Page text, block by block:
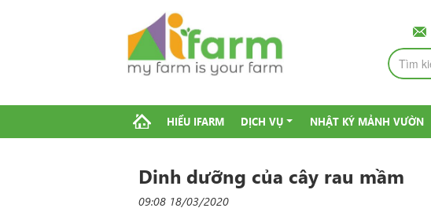
HIỂU IFARM DỊCH VỤ NHẬT KÝ MẢNH VƯỜN
Dinh dưỡng của cây rau mầm
09:08 18/03/2020